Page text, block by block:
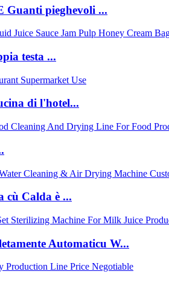
Guanti pieghevoli ...
testa ...
di l'hotel...
cù Calda è ...
Automaticu W...